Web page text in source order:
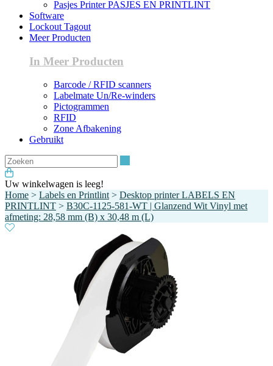
Pasjes Printer PASJES EN PRINTLINT
Software
Lockout Tagout
Meer Producten
In Meer Producten
Barcode / RFID scanners
Labelmate Un/Re-winders
Pictogrammen
RFID
Zone Afbakening
Gebruikt
Uw winkelwagen is leeg!
Home > Labels en Printlint > Desktop printer LABELS EN
PRINTLINT > B30C-1125-581-WT | Glanzend Wit Vinyl met
afmeting: 28,58 mm (B) x 30,48 m (L)